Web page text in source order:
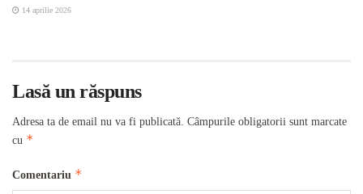
14 aprilie 2026
Lasă un răspuns
Adresa ta de email nu va fi publicată. Câmpurile obligatorii sunt marcate
cu *
Comentariu *